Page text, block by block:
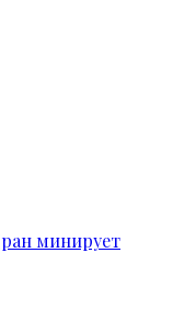
минирует